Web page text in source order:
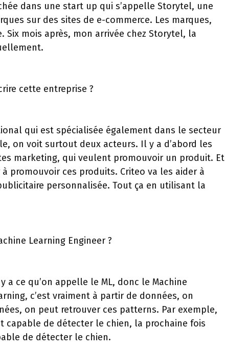
dans une start up qui s’appelle Storytel, une
sur des sites de e-commerce. Les marques,
Six mois après, mon arrivée chez Storytel, la
cette entreprise ?
qui est spécialisée également dans le secteur
on voit surtout deux acteurs. Il y a d’abord les
marketing, qui veulent promouvoir un produit. Et
promouvoir ces produits. Criteo va les aider à
personnalisée. Tout ça en utilisant la
Learning Engineer ?
a ce qu’on appelle le ML, donc le Machine
c’est vraiment à partir de données, on
on peut retrouver ces patterns. Par exemple,
capable de détecter le chien, la prochaine fois
de détecter le chien.